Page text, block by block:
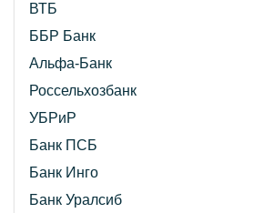
ВТБ
ББР Банк
Альфа-Банк
Россельхозбанк
УБРиР
Банк ПСБ
Банк Инго
Банк Уралсиб